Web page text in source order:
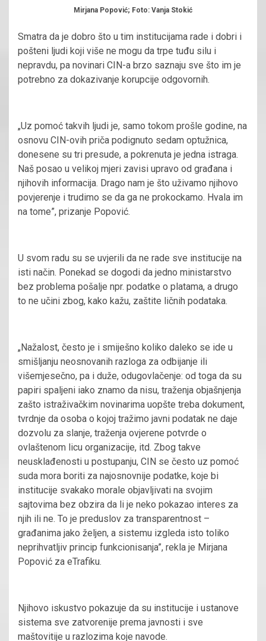
Mirjana Popović; Foto: Vanja Stokić
Smatra da je dobro što u tim institucijama rade i dobri i
pošteni ljudi koji više ne mogu da trpe tuđu silu i
nepravdu, pa novinari CIN-a brzo saznaju sve što im je
potrebno za dokazivanje korupcije odgovornih.
„Uz pomoć takvih ljudi je, samo tokom prošle godine, na
osnovu CIN-ovih priča podignuto sedam optužnica,
donesene su tri presude, a pokrenuta je jedna istraga.
Naš posao u velikoj mjeri zavisi upravo od građana i
njihovih informacija. Drago nam je što uživamo njihovo
povjerenje i trudimo se da ga ne prokockamo. Hvala im
na tome”, prizanje Popović.
U svom radu su se uvjerili da ne rade sve institucije na
isti način. Ponekad se dogodi da jedno ministarstvo
bez problema pošalje npr. podatke o platama, a drugo
to ne učini zbog, kako kažu, zaštite ličnih podataka.
„Nažalost, često je i smiješno koliko daleko se ide u
smišljanju neosnovanih razloga za odbijanje ili
višemjesečno, pa i duže, odugovlačenje: od toga da su
papiri spaljeni iako znamo da nisu, traženja objašnjenja
zašto istraživačkim novinarima uopšte treba dokument,
tvrdnje da osoba o kojoj tražimo javni podatak ne daje
dozvolu za slanje, traženja ovjerene potvrde o
ovlaštenom licu organizacije, itd. Zbog takve
neusklađenosti u postupanju, CIN se često uz pomoć
suda mora boriti za najosnovnije podatke, koje bi
institucije svakako morale objavljivati na svojim
sajtovima bez obzira da li je neko pokazao interes za
njih ili ne. To je preduslov za transparentnost –
građanima jako željen, a sistemu izgleda isto toliko
neprihvatljiv princip funkcionisanja”, rekla je Mirjana
Popović za eTrafiku.
Njihovo iskustvo pokazuje da su institucije i ustanove
sistema sve zatvorenije prema javnosti i sve
maštovitije u razlozima koje navode.